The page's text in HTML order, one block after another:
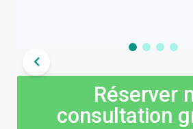
Réserver
consultation